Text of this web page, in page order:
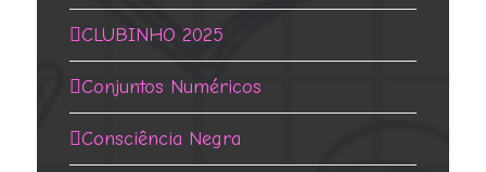
CLUBINHO 2025
Conjuntos Numéricos
Consciência Negra